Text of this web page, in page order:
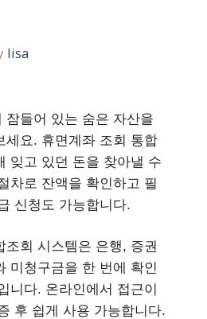
lisa
잠들어 있는 숨은 자산을
세요. 휴면계좌 조회 통합
잊고 있던 돈을 찾아낼 수
차로 잔액을 확인하고 필
신청도 가능합니다.
조회 시스템은 은행, 증권
미청구금을 한 번에 확인
니다. 온라인에서 접근이
후 쉽게 사용 가능합니다.